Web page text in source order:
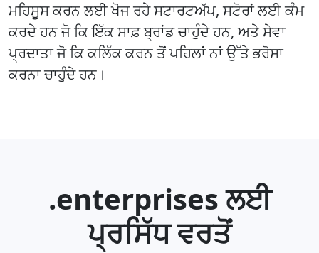
ਮਹਿਸੂਸ ਕਰਨ ਲਈ ਖੋਜ ਰਹੇ ਸਟਾਰਟਅੱਪ, ਸਟੋਰਾਂ ਲਈ ਕੰਮ
ਕਰਦੇ ਹਨ ਜੋ ਕਿ ਇੱਕ ਸਾਫ਼ ਬ੍ਰਾਂਡ ਚਾਹੁੰਦੇ ਹਨ, ਅਤੇ ਸੇਵਾ
ਪ੍ਰਦਾਤਾ ਜੋ ਕਿ ਕਲਿੱਕ ਕਰਨ ਤੋਂ ਪਹਿਲਾਂ ਨਾਂ ਉੱਤੇ ਭਰੋਸਾ
ਕਰਨਾ ਚਾਹੁੰਦੇ ਹਨ।
.enterprises ਲਈ
ਪ੍ਰਸਿੱਧ ਵਰਤੋਂ